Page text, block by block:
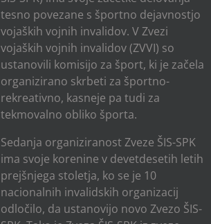
tesno povezane s športno dejavnostjo
vojaških vojnih invalidov. V Zvezi
vojaških vojnih invalidov (ZVVI) so
ustanovili komisijo za šport, ki je začela
organizirano skrbeti za športno-
rekreativno, kasneje pa tudi za
tekmovalno obliko športa.
Sedanja organiziranost Zveze ŠIS-SPK
ima svoje korenine v devetdesetih letih
prejšnjega stoletja, ko se je 10
nacionalnih invalidskih organizacij
odločilo, da ustanovijo novo Zvezo ŠIS-